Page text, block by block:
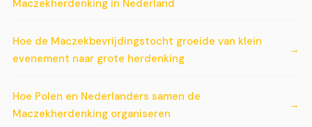
Maczekherdenking in Nederland
Hoe de Maczekbevrijdingstocht groeide van klein
evenement naar grote herdenking
Hoe Polen en Nederlanders samen de
Maczekherdenking organiseren